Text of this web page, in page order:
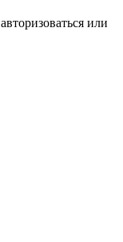
авторизоваться или